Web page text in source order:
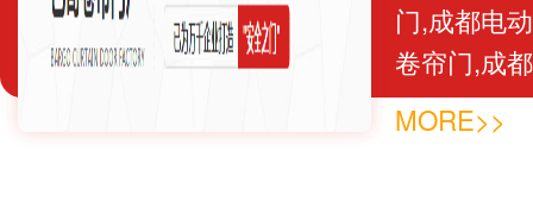
门,成都电
卷帘门,成
提升门,成
修一体的
MORE>>